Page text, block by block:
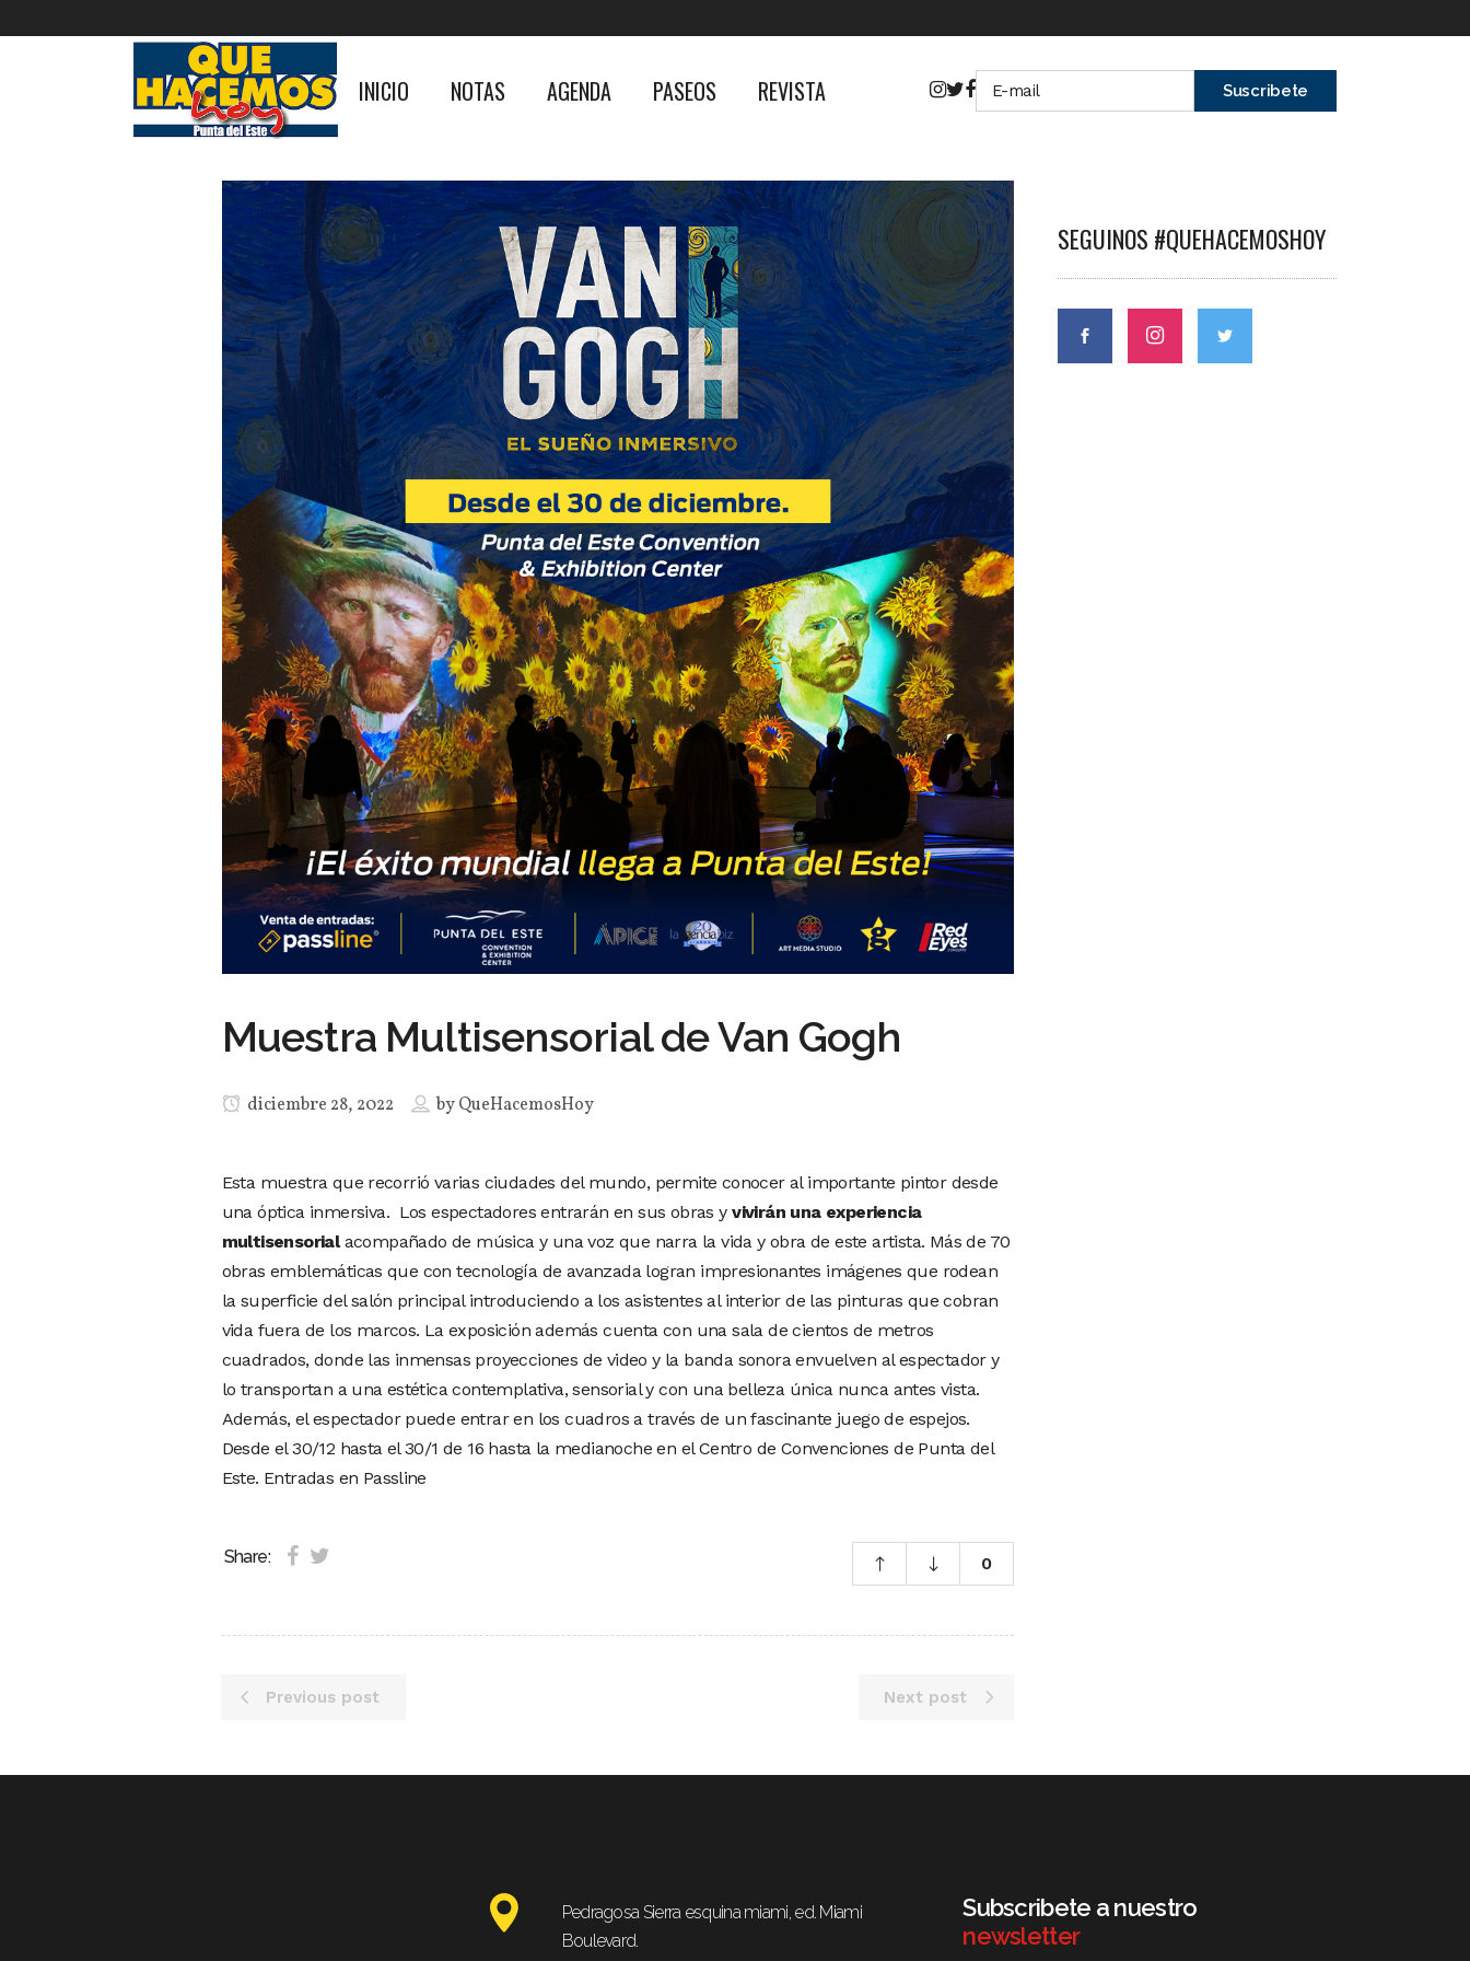
INICIO NOTAS AGENDA PASEOS REVISTA
Muestra Multisensorial de Van Gogh
diciembre 28, 2022 byQueHacemosHoy
Esta muestra que recorrió varias ciudades del mundo, permite conocer al importante pintor desde
una óptica inmersiva. Los espectadores entrarán en sus obras yvivirán una experiencia
multisensorialacompañado de música y una voz que narra la vida y obra de este artista. Más de 70
obras emblemáticas que con tecnología de avanzada logran impresionantes imágenes que rodean
la superficie del salón principal introduciendo a los asistentes al interior de las pinturas que cobran
vida fuera de los marcos. La exposición además cuenta con una sala de cientos de metros
cuadrados, donde las inmensas proyecciones de video y la banda sonora envuelven al espectador y
lo transportan a una estética contemplativa, sensorial y con una belleza única nunca antes vista.
Además, el espectador puede entrar en los cuadros a través de un fascinante juego de espejos.
Desde el 30/12 hasta el 30/1 de 16 hasta la medianoche en el Centro de Convenciones de Punta del
Este. Entradas en Passline
Share: 0
Previous post Next post
SEGUINOS #QUEHACEMOSHOY
Pedragosa Sierra esquina miami, ed. Miami
Boulevard.
Subscribete a nuestro
newsletter